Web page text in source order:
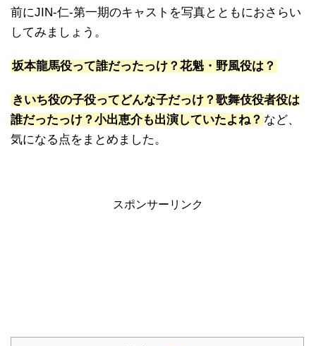
前にJIN-仁-第一期のキャストを写真とともにおさらい
してみましょう。
坂本龍馬役って誰だったっけ？花魁・野風役は？
きいち役の子役ってどんな子だっけ？歌舞伎役者役は
誰だったっけ？小出恵介も出演していたよね？ など、
気になる点をまとめました。
スポンサーリンク